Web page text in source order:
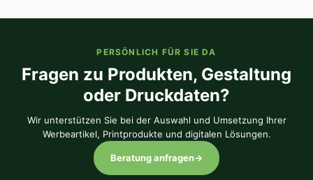
PERSÖNLICH FÜR SIE DA
Fragen zu Produkten, Gestaltung
oder Druckdaten?
Wir unterstützen Sie bei der Auswahl und Umsetzung Ihrer
Werbeartikel, Printprodukte und digitalen Lösungen.
Beratung anfragen→